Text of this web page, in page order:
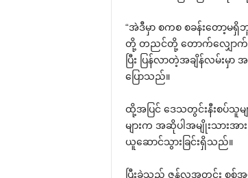
“အဲဒီမှာ စကစ စခန်းတော့မ
တို့ တညင်တို့ တောက်လျှောက်ပဲ
ပြီး ပြန်လာတဲ့အချိန်လမ်း
ပြောသည်။
ထို့အပြင် ဒေသတွင်းနီးစပ်သူမျ
များက အဆိုပါအမျိုးသားအ
ယူဆောင်သွားခြင်းရှိသည်။
ပြီးခဲ့သည့် ဇွန်လအတွင်း စစ်